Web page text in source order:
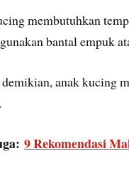
membutuhkan
bantal empuk
anak kucing
9 Rekomendasi